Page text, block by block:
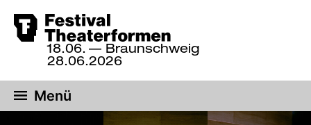
Zum
Hauptinhalt
springen
18.
bis
28.
Juni
18.06.
28.06.2026
— Braunschweig
Menü